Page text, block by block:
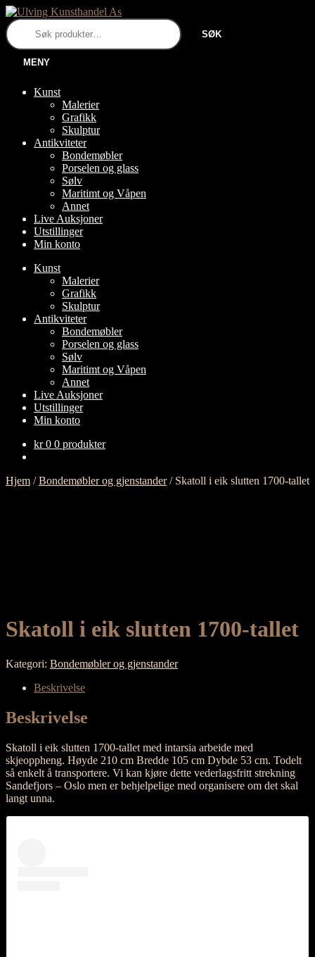
Hopp
til
navigasjon
Hopp
til
innhold
Søk
etter:
SØK
MENY
Kunst
Malerier
Grafikk
Skulptur
Antikviteter
Bondemøbler
Porselen og glass
Sølv
Maritimt og Våpen
Annet
Live Auksjoner
Utstillinger
Min konto
Kunst
Malerier
Grafikk
Skulptur
Antikviteter
Bondemøbler
Porselen og glass
Sølv
Maritimt og Våpen
Annet
Live Auksjoner
Utstillinger
Min konto
kr0 0 produkter
Hjem /Bondemøbler og gjenstander/ Skatoll i eik slutten 1700-tallet
Skatoll i eik slutten 1700-tallet
Kategori: Bondemøbler og gjenstander
Beskrivelse
Beskrivelse
Skatoll i eik slutten 1700-tallet med intarsia arbeide med
skjeoppheng. Høyde 210 cm Bredde 105 cm Dybde 53 cm. Todelt
så enkelt å transportere. Vi kan kjøre dette vederlagsfritt strekning
Sandefjors – Oslo men er behjelpelige med organisere om det skal
langt unna.